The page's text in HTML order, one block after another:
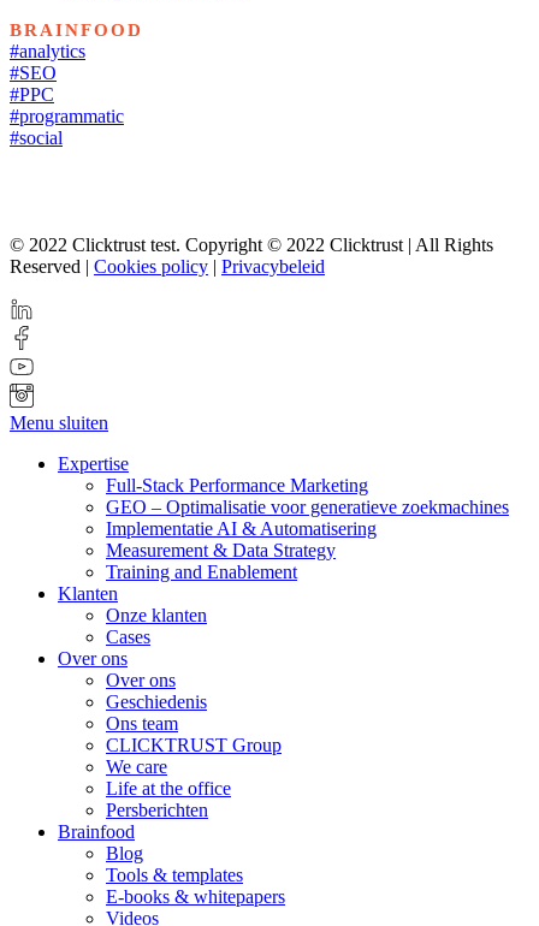
BRAINFOOD
#analytics
#SEO
#PPC
#programmatic
#social
© 2022 Clicktrust test. Copyright © 2022 Clicktrust | All Rights
Reserved | Cookies policy | Privacybeleid
Menu sluiten
Expertise
Full-Stack Performance Marketing
GEO – Optimalisatie voor generatieve zoekmachines
Implementatie AI & Automatisering
Measurement & Data Strategy
Training and Enablement
Klanten
Onze klanten
Cases
Over ons
Over ons
Geschiedenis
Ons team
CLICKTRUST Group
We care
Life at the office
Persberichten
Brainfood
Blog
Tools & templates
E-books & whitepapers
Videos